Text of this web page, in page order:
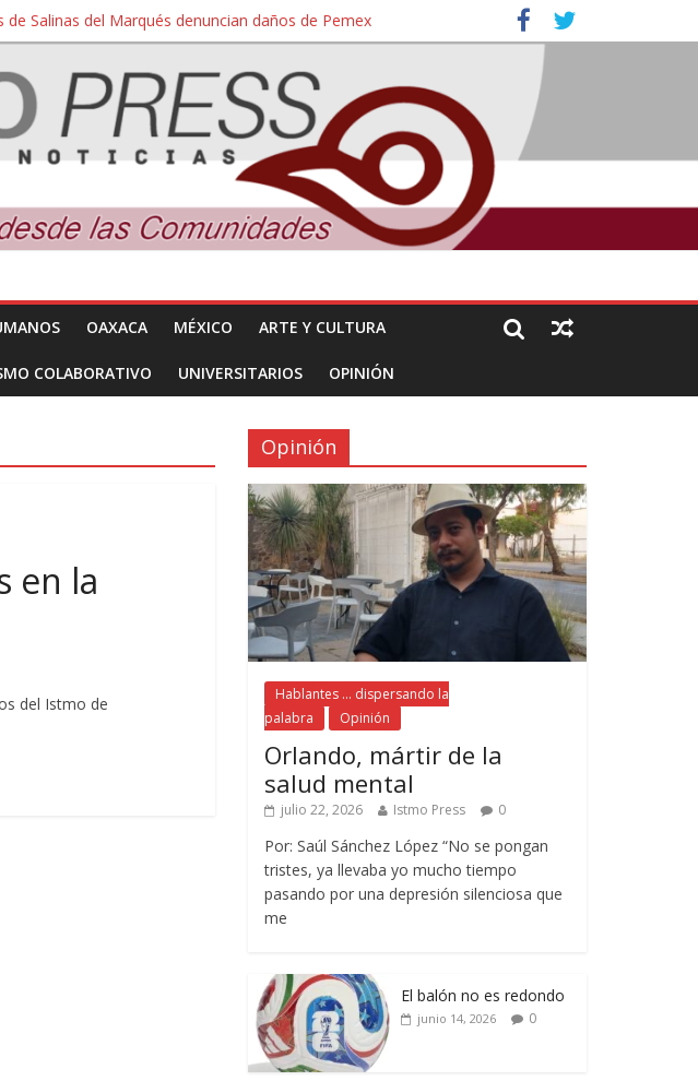
Salinas del Marqués denuncian daños de Pemex
a las aulas tras amparo
a los autores materiales e intelectuales de su asesinato
un parque eólico
Oyamel
OAXACA MÉXICO ARTE Y CULTURA
COLABORATIVO UNIVERSITARIOS OPINIÓN
en la
del Istmo de
Opinión
Hablantes ... dispersando la
palabra
Opinión
Orlando, mártir de la
salud mental
julio 22, 2026 Istmo Press 0
Por: Saúl Sánchez López “No se pongan
tristes, ya llevaba yo mucho tiempo
pasando por una depresión silenciosa que
me
El balón no es redondo
junio 14, 2026 0